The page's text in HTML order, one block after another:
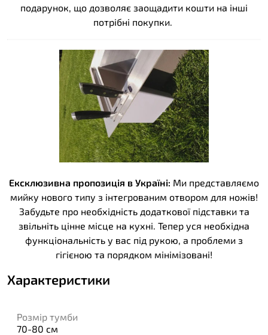
подарунок, що дозволяє заощадити кошти на інші
потрібні покупки.
Ексклюзивна пропозиція в Україні: Ми представляємо
мийку нового типу з інтегрованим отвором для ножів!
Забудьте про необхідність додаткової підставки та
звільніть цінне місце на кухні. Тепер уся необхідна
функціональність у вас під рукою, а проблеми з
гігієною та порядком мінімізовані!
Характеристики
Розмір тумби
70-80 см